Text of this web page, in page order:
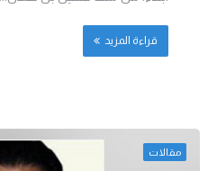
قراءة المزيد
مقالات